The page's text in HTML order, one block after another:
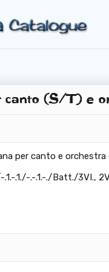
(S/T) e
per canto e orchestra
.1./-.-.1.-./Batt./3VI.,